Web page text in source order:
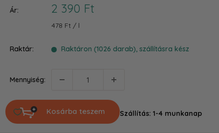
Ár:
Akciós
ár
2 390 Ft
478 Ft / l
Raktár: Raktáron (1026 darab), szállításra kész
Mennyiség:
Kosárba teszem Szállítás: 1-4 munkanap